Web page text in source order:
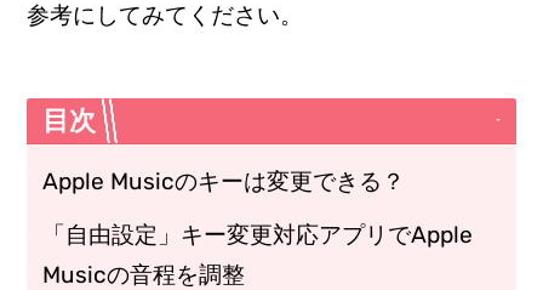
参考にしてみてください。
目次
Apple Musicのキーは変更できる？
「自由設定」キー変更対応アプリでApple
Musicの音程を調整